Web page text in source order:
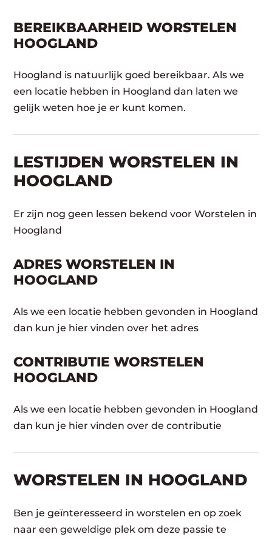
BEREIKBAARHEID WORSTELEN
HOOGLAND
Hoogland is natuurlijk goed bereikbaar. Als we
een locatie hebben in Hoogland dan laten we
gelijk weten hoe je er kunt komen.
LESTIJDEN WORSTELEN IN
HOOGLAND
Er zijn nog geen lessen bekend voor Worstelen in
Hoogland
ADRES WORSTELEN IN
HOOGLAND
Als we een locatie hebben gevonden in Hoogland
dan kun je hier vinden over het adres
CONTRIBUTIE WORSTELEN
HOOGLAND
Als we een locatie hebben gevonden in Hoogland
dan kun je hier vinden over de contributie
WORSTELEN​ IN HOOGLAND
Ben je geïnteresseerd in worstelen en op zoek
naar een geweldige plek om deze passie te